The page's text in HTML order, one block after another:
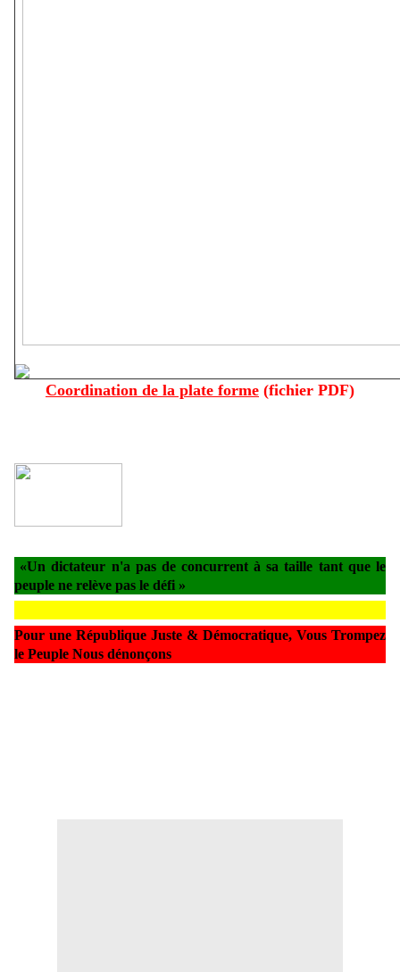
Coordination de la plate forme (fichier PDF)
«Un dictateur n'a pas de concurrent à sa taille tant que le
peuple ne relève pas le défi »
Pour une République Juste & Démocratique, Vous Trompez
le Peuple Nous dénonçons